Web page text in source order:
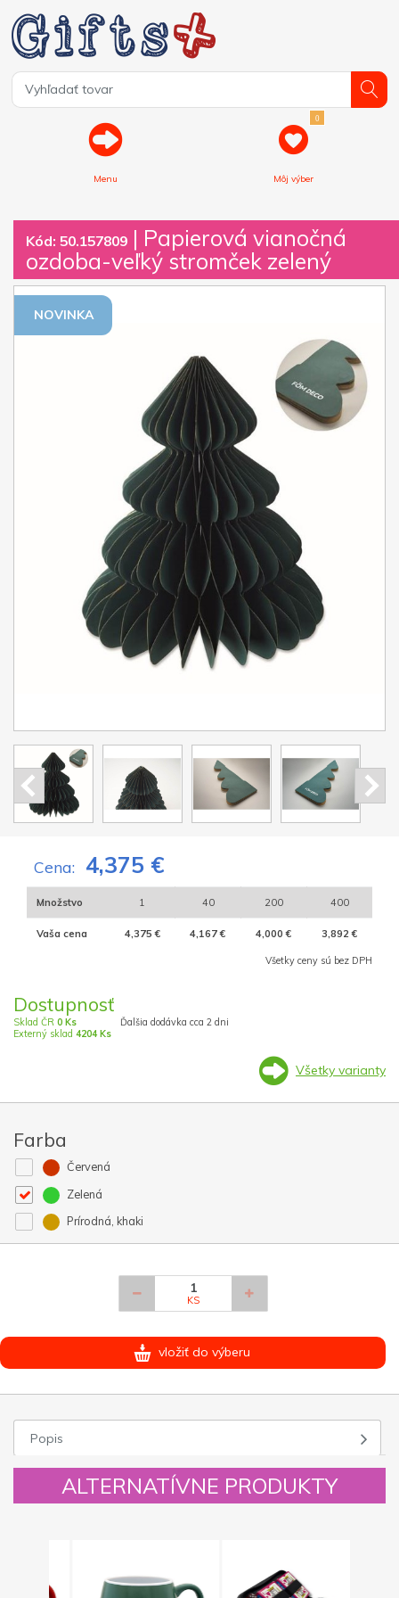
Menu
0
Môj výber
Kód: 50.157809 | Papierová vianočná
ozdoba-veľký stromček zelený
NOVINKA
Cena: 4,375 €
Množstvo 1 40 200 400
Vaša cena 4,375 € 4,167 € 4,000 € 3,892 €
Všetky ceny sú bez DPH
Dostupnosť
Sklad ČR 0 Ks
Externý sklad 4204 Ks
Ďalšia dodávka cca 2 dni
Všetky varianty
Farba
Červená
Zelená
Prírodná, khaki
KS
vložiť do výberu
Popis
ALTERNATÍVNE PRODUKTY